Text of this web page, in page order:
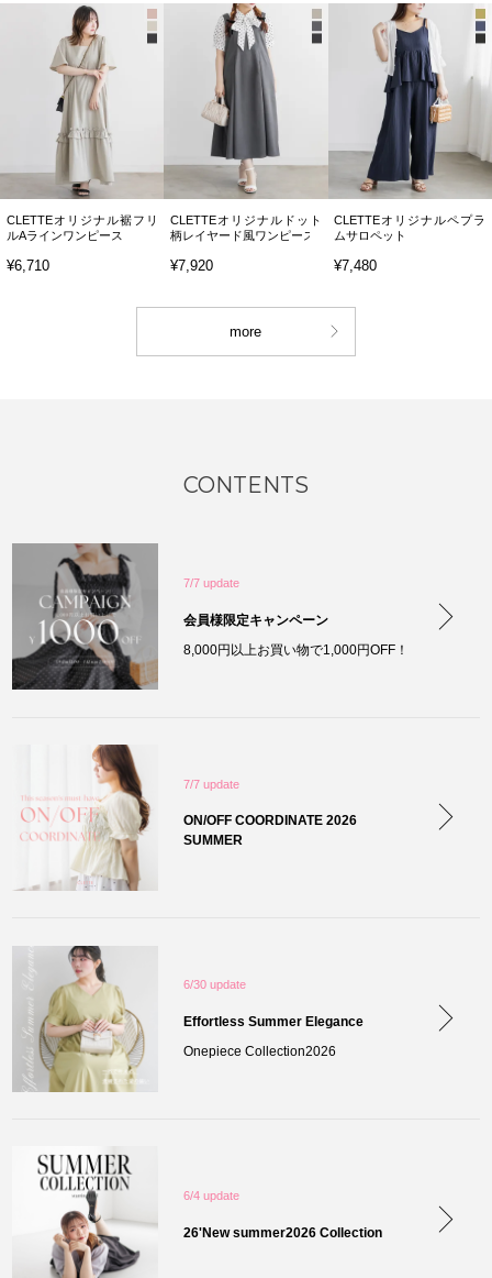
CLETTEオリジナル裾フリ
ルAラインワンピース
¥6,710
CLETTEオリジナルドット
柄レイヤード風ワンピース
¥7,920
CLETTEオリジナルペプラ
ムサロペット
¥7,480
more
CONTENTS
7/7 update
会員様限定キャンペーン
8,000円以上お買い物で1,000円OFF！
7/7 update
ON/OFF COORDINATE 2026
SUMMER
6/30 update
Effortless Summer Elegance
Onepiece Collection2026
6/4 update
26'New summer2026 Collection